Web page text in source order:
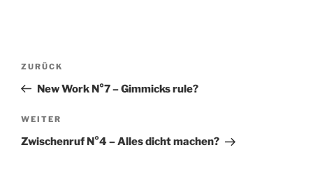
Beitragsnavigation
Vorheriger
Beitrag
ZURÜCK
New Work N°7 – Gimmicks rule?
Nächster
Beitrag
WEITER
Zwischenruf N°4 – Alles dicht machen?